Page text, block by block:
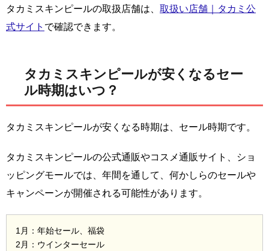
タカミスキンピールの取扱店舗は、 取扱い店舗｜タカミ公
式サイト で確認できます。
タカミスキンピールが安くなるセー
ル時期はいつ？
タカミスキンピールが安くなる時期は、セール時期です。
タカミスキンピールの公式通販やコスメ通販サイト、ショ
ッピングモールでは、年間を通して、何かしらのセールや
キャンペーンが開催される可能性があります。
1月：年始セール、福袋
2月：ウインターセール